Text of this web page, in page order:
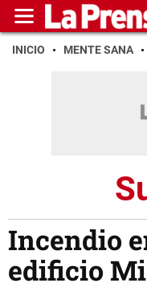
INICIO MENTE SANA
Incendio
edificio